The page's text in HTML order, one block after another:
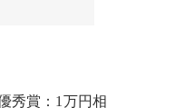
秀賞：1万円相